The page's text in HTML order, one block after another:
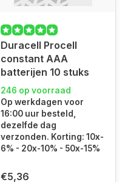
Duracell Procell
constant AAA
batterijen 10 stuks
246 op voorraad
Op werkdagen voor
16:00 uur besteld,
dezelfde dag
verzonden. Korting: 10x-
6% - 20x-10% - 50x-15%
€5,36